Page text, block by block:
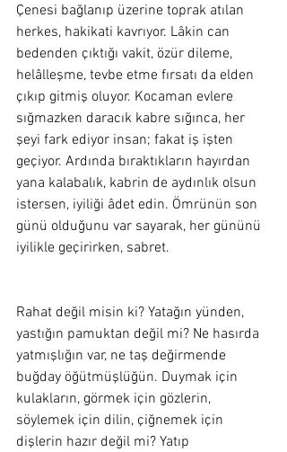
Çenesi bağlanıp üzerine toprak atılan
herkes, hakikati kavrıyor. Lâkin can
bedenden çıktığı vakit, özür dileme,
helâlleşme, tevbe etme fırsatı da elden
çıkıp gitmiş oluyor. Kocaman evlere
sığmazken daracık kabre sığınca, her
şeyi fark ediyor insan; fakat iş işten
geçiyor. Ardında bıraktıkların hayırdan
yana kalabalık, kabrin de aydınlık olsun
istersen, iyiliği âdet edin. Ömrünün son
günü olduğunu var sayarak, her gününü
iyilikle geçirirken, sabret.
Rahat değil misin ki? Yatağın yünden,
yastığın pamuktan değil mi? Ne hasırda
yatmışlığın var, ne taş değirmende
buğday öğütmüşlüğün. Duymak için
kulakların, görmek için gözlerin,
söylemek için dilin, çiğnemek için
dişlerin hazır değil mi? Yatıp